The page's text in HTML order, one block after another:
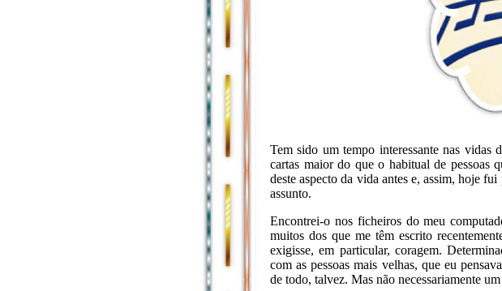
Tem sido um tempo interessante nas vidas
cartas maior do que o habitual de pessoas
deste aspecto da vida antes e, assim, hoje
assunto.
Encontrei-o nos ficheiros do meu
muitos dos que me têm escrito
exigisse, em particular, coragem.
com as pessoas mais velhas, que eu
de todo, talvez. Mas não necessariamente